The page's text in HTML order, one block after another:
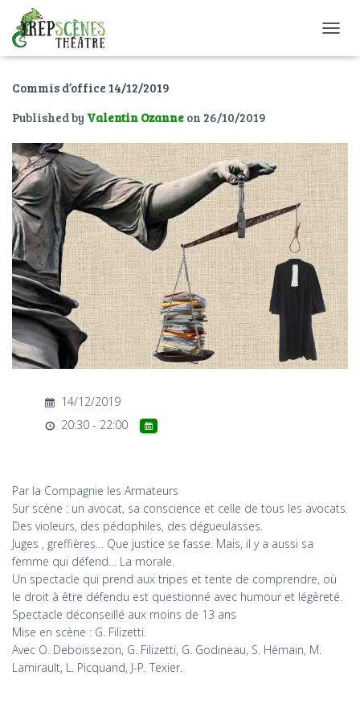
U
F
R
M
E
R
L
A
N
A
V
G
A
T
Commis d’office 14/12/2019
Published by Valentin Ozanne on 26/10/2019
14/12/2019
20:30 - 22:00
Par la Compagnie les Armateurs
Sur scène : un avocat, sa conscience et celle de tous les avocats.
Des violeurs, des pédophiles, des dégueulasses.
Juges , greffières… Que justice se fasse. Mais, il y a aussi sa
femme qui défend… La morale.
Un spectacle qui prend aux tripes et tente de comprendre, où
le droit à être défendu est questionné avec humour et légèreté.
Spectacle déconseillé aux moins de 13 ans
Mise en scène : G. Filizetti.
Avec O. Deboissezon, G. Filizetti, G. Godineau, S. Hémain, M.
Lamirault, L. Picquand, J-P. Texier.